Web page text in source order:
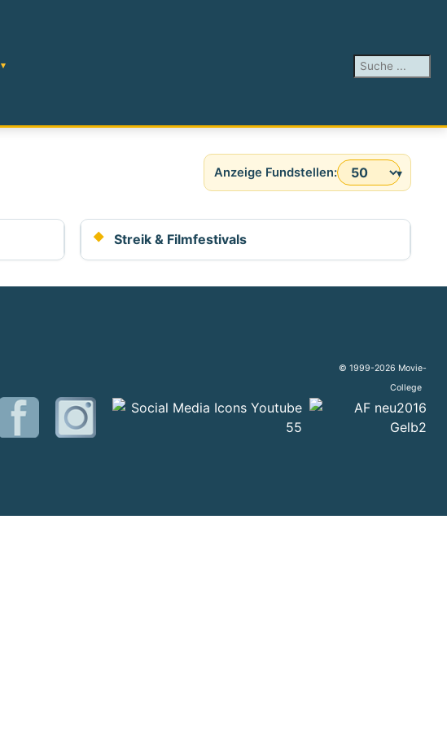
Suchen ...
Anzeige #
Streik & Filmfestivals
© 1999-2026 Movie-
College